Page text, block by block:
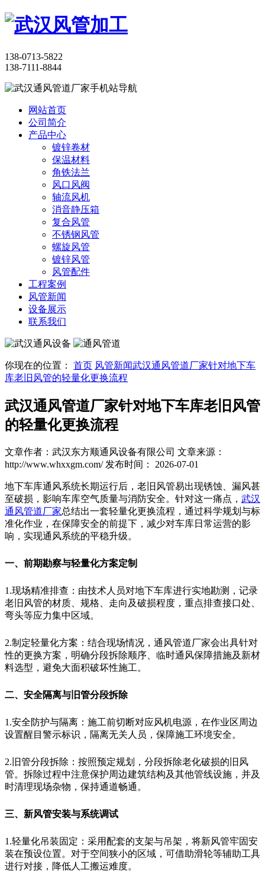
138-0713-5822
138-7111-8844
网站首页
公司简介
产品中心
镀锌卷材
保温材料
角铁法兰
风口风阀
轴流风机
消音静压箱
复合风管
不锈钢风管
螺旋风管
镀锌风管
风管配件
工程案例
风管新闻
设备展示
联系我们
你现在的位置： 首页 风管新闻武汉通风管道厂家针对地下车
库老旧风管的轻量化更换流程
武汉通风管道厂家针对地下车库老旧风管
的轻量化更换流程
文章作者：武汉东方顺通风设备有限公司 文章来源：
http://www.whxxgm.com/ 发布时间： 2026-07-01
地下车库通风系统长期运行后，老旧风管易出现锈蚀、漏风甚
至破损，影响车库空气质量与消防安全。针对这一痛点， 武汉
通风管道厂家总结出一套轻量化更换流程，通过科学规划与标
准化作业，在保障安全的前提下，减少对车库日常运营的影
响，实现通风系统的平稳升级。
一、前期勘察与轻量化方案定制
1.现场精准排查：由技术人员对地下车库进行实地勘测，记录
老旧风管的材质、规格、走向及破损程度，重点排查接口处、
弯头等应力集中区域。
2.制定轻量化方案：结合现场情况，通风管道厂家会出具针对
性的更换方案，明确分段拆除顺序、临时通风保障措施及新材
料选型，避免大面积破坏性施工。
二、安全隔离与旧管分段拆除
1.安全防护与隔离：施工前切断对应风机电源，在作业区周边
设置醒目警示标识，隔离无关人员，保障施工环境安全。
2.旧管分段拆除：按照预定规划，分段拆除老化破损的旧风
管。拆除过程中注意保护周边建筑结构及其他管线设施，并及
时清理现场杂物，保持通道畅通。
三、新风管安装与系统调试
1.轻量化吊装固定：采用配套的支架与吊架，将新风管牢固安
装在预设位置。对于空间狭小的区域，可借助滑轮等辅助工具
进行对接，降低人工搬运难度。